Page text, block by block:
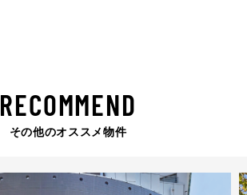
RECOMMEND
その他のオススメ物件